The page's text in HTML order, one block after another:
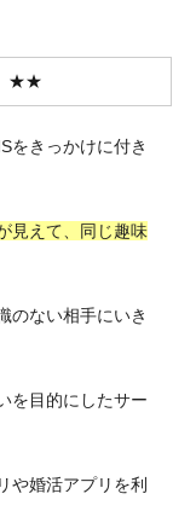
★★
をきっかけに付き
見えて、同じ趣味
のない相手にいき
を目的にしたサー
や婚活アプリを利